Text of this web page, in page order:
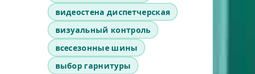
видеостена диспетчерская
визуальный контроль
всесезонные шины
выбор гарнитуры